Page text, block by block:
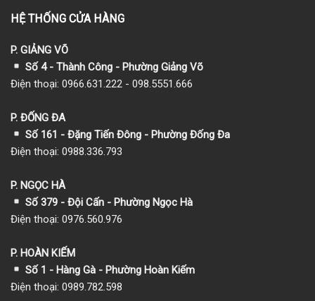
HỆ THỐNG CỬA HÀNG
P. GIẢNG VÕ
Số 4 - Thành Công - Phường Giảng Võ
Điện thoại: 0966.631.222 - 098.5551.666
P. ĐỐNG ĐA
Số 161 - Đặng Tiến Đông - Phường Đống Đa
Điện thoại: 0988.336.793
P. NGỌC HÀ
Số 379 - Đội Cấn - Phường Ngọc Hà
Điện thoại: 0976.560.976
P. HOÀN KIẾM
Số 1 - Hàng Gà - Phường Hoàn Kiếm
Điện thoại: 0989.782.598